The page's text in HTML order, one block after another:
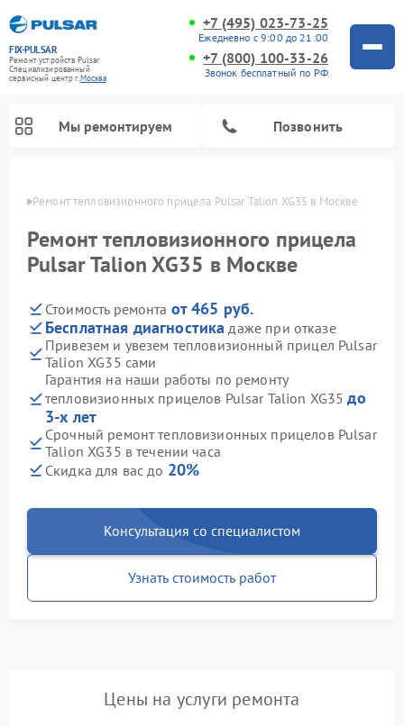
FIX-PULSAR
Ремонт устройств Pulsar
Специализированный
cервисный центр г.Москва
+7 (495) 023-73-25
Ежедневно с 9:00 до 21:00
+7 (800) 100-33-26
Звонок бесплатный по РФ
Мы ремонтируем Позвонить
Ремонт тепловизионного прицела Pulsar Talion XG35 в Москве
Ремонт тепловизионного прицела
Pulsar Talion XG35 в Москве
Стоимость ремонта от 465 руб.
Бесплатная диагностика даже при отказе
Привезем и увезем тепловизионный прицел Pulsar
Talion XG35 сами
Гарантия на наши работы по ремонту
тепловизионных прицелов Pulsar Talion XG35до
3-х лет
Срочный ремонт тепловизионных прицелов Pulsar
Talion XG35 в течении часа
Скидка для вас до 20%
Консультация со специалистом
Узнать стоимость работ
Цены на услуги ремонта